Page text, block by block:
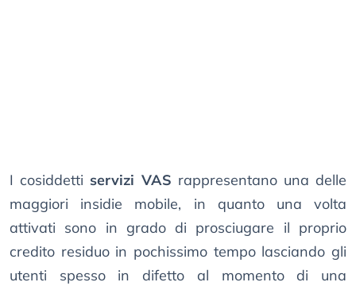
I cosiddetti servizi VAS rappresentano una delle
maggiori insidie mobile, in quanto una volta
attivati sono in grado di prosciugare il proprio
credito residuo in pochissimo tempo lasciando gli
utenti spesso in difetto al momento di una